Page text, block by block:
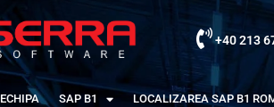
+40 213
ECHIPA SAP B1 LOCALIZAREA SAP B1